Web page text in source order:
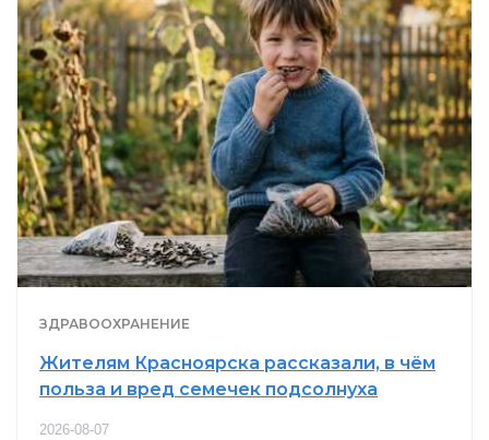
ЗДРАВООХРАНЕНИЕ
Жителям Красноярска рассказали, в чём
польза и вред семечек подсолнуха
2026-08-07